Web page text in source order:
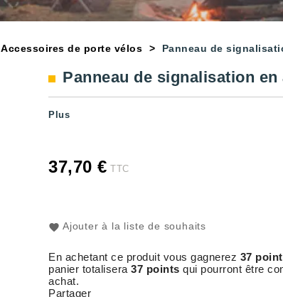
Accessoires de porte vélos Panneau de
Panneau de signalisation
Plus
37,70 € TTC
Ajouter à la liste de souhaits
En achetant ce produit vous gagnerez 37
panier totalisera 37 points qui pourront être
achat.
Partager